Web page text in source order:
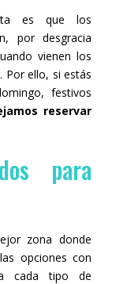
es que los
por desgracia
vienen los
Por ello, si estás
festivos
reservar
para
zona donde
opciones con
cada tipo de